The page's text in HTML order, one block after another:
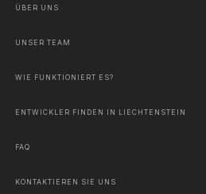
ÜBER UNS
UNSER TEAM
WIE FUNKTIONIERT ES?
ENTWICKLER FINDEN IN LIECHTENSTEIN
FAQ
KONTAKTIEREN SIE UNS